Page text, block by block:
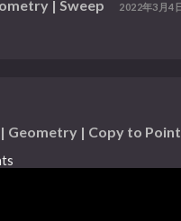
| Sweep 2022年3月4
Geometry | Copy to